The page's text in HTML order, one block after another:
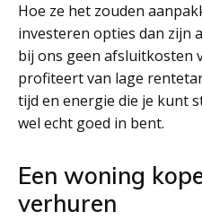
Hoe ze het zouden
investeren opties dan zijn
bij ons geen afsluitkosten
profiteert van lage
tijd en energie die je kunt
wel echt goed in bent.
Een woning
verhuren